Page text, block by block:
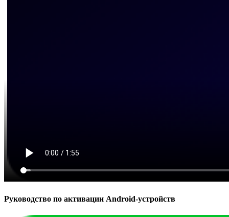
Руководство по активации Android-устройств